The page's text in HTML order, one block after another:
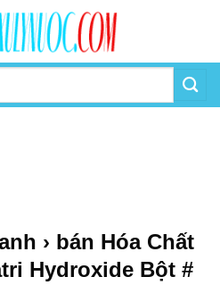
› bán Hóa Chất
Hydroxide Bột #